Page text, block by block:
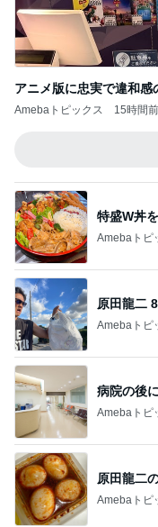
アニメ版に忠実で違和感
Amebaトピックス 15時間前
特盛W丼
Amebaトピ
原田龍二
Amebaトピ
病院の後
Amebaトピ
原田龍二
Amebaトピ